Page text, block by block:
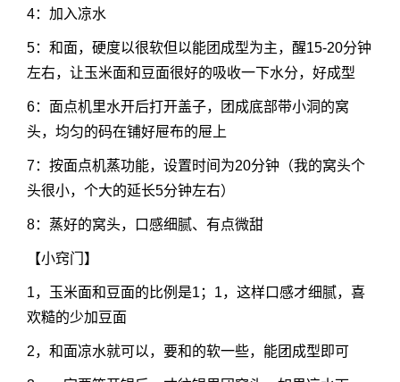
4：加入凉水
5：和面，硬度以很软但以能团成型为主，醒15-20分钟
左右，让玉米面和豆面很好的吸收一下水分，好成型
6：面点机里水开后打开盖子，团成底部带小洞的窝
头，均匀的码在铺好屉布的屉上
7：按面点机蒸功能，设置时间为20分钟（我的窝头个
头很小，个大的延长5分钟左右）
8：蒸好的窝头，口感细腻、有点微甜
【小窍门】
1，玉米面和豆面的比例是1；1，这样口感才细腻，喜
欢糙的少加豆面
2，和面凉水就可以，要和的软一些，能团成型即可